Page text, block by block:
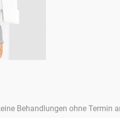
Behandlungen ohne Termin